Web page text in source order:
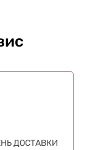
ДОСТАВКИ